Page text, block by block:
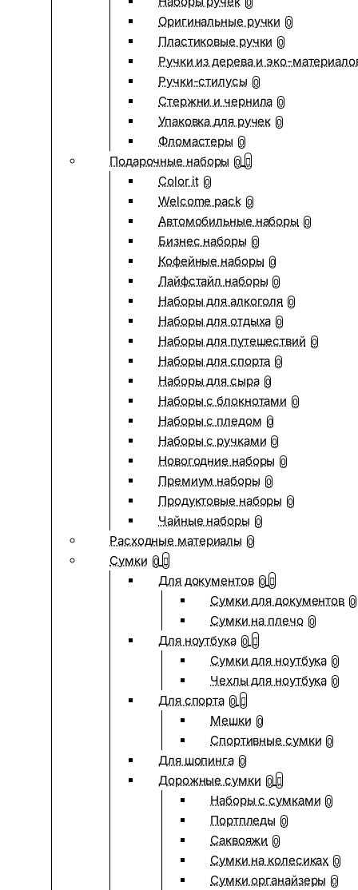
0
Оригинальные ручки 0
Пластиковые ручки 0
Ручки из дерева и эко-
Ручки-стилусы 0
Стержни и чернила 0
Упаковка для ручек 0
Фломастеры 0
Подарочные наборы 0
Color it 0
Welcome pack 0
Автомобильные наборы 0
Бизнес наборы 0
Кофейные наборы 0
Лайфстайл наборы 0
Наборы для алкоголя 0
Наборы для отдыха 0
Наборы для путешествий 0
Наборы для спорта 0
Наборы для сыра 0
Наборы с блокнотами 0
Наборы с пледом 0
Наборы с ручками 0
Новогодние наборы 0
Премиум наборы 0
Продуктовые наборы 0
Чайные наборы 0
Расходные материалы 0
Сумки 0
Для документов 0
Сумки для документов 0
Сумки на плечо 0
Для ноутбука 0
Сумки для ноутбука 0
Чехлы для ноутбука 0
Для спорта 0
Мешки 0
Спортивные сумки 0
Для шопинга 0
Дорожные сумки 0
Наборы с сумками 0
Портпледы 0
Саквояжи 0
Сумки на колесиках 0
Сумки органайзеры 0